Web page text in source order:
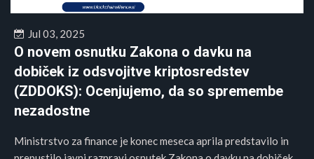
Jul 03, 2025
O novem osnutku Zakona o davku na
dobiček iz odsvojitve kriptosredstev
(ZDDOKS): Ocenjujemo, da so spremembe
nezadostne
Ministrstvo za finance je konec meseca aprila predstavilo in